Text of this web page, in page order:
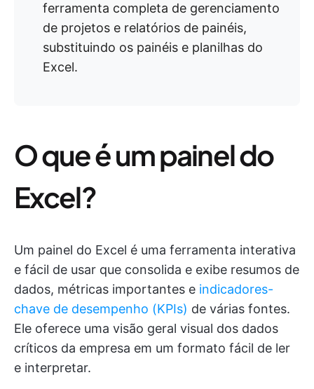
ferramenta completa de gerenciamento
de projetos e relatórios de painéis,
substituindo os painéis e planilhas do
Excel.
O que é um painel do
Excel?
Um painel do Excel é uma ferramenta interativa
e fácil de usar que consolida e exibe resumos de
dados, métricas importantes e indicadores-
chave de desempenho (KPIs) de várias fontes.
Ele oferece uma visão geral visual dos dados
críticos da empresa em um formato fácil de ler
e interpretar.